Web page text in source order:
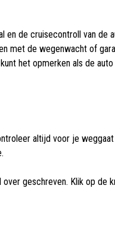
de cruisecontroll van de
met de wegenwacht of
het opmerken als de
altijd voor je
geschreven. Klik op de